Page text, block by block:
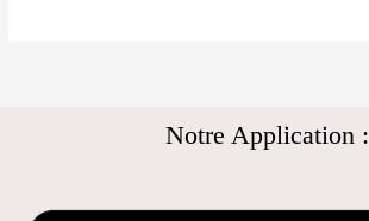
Notre Application :